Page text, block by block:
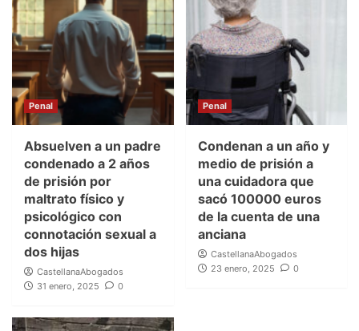
Penal
Absuelven a un padre
condenado a 2 años
de prisión por
maltrato físico y
psicológico con
connotación sexual a
dos hijas
CastellanaAbogados
31 enero, 2025
0
Penal
Condenan a un año y
medio de prisión a
una cuidadora que
sacó 100000 euros
de la cuenta de una
anciana
CastellanaAbogados
23 enero, 2025
0